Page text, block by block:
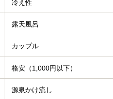
冷え性
露天風呂
カップル
格安（1,000円以下）
源泉かけ流し